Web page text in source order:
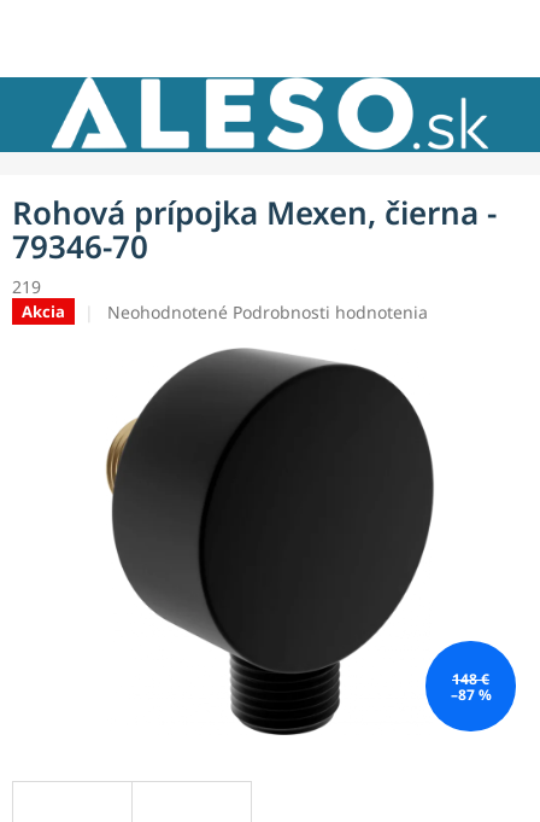
Rohová prípojka Mexen, čierna -
79346-70
219
Akcia
Priemerné
5
hviezdičiek.
Neohodnotené Podrobnosti hodnotenia
148 €
–87 %